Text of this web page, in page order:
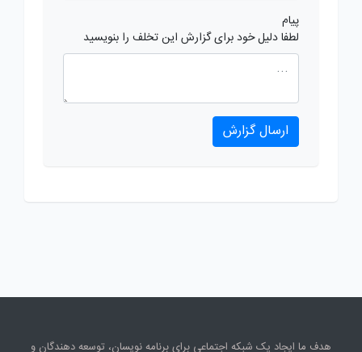
پیام
لطفا دلیل خود برای گزارش این تخلف را بنویسید
ارسال گزارش
هدف ما ایجاد یک شبکه اجتماعی برای برنامه نویسان، توسعه دهندگان و